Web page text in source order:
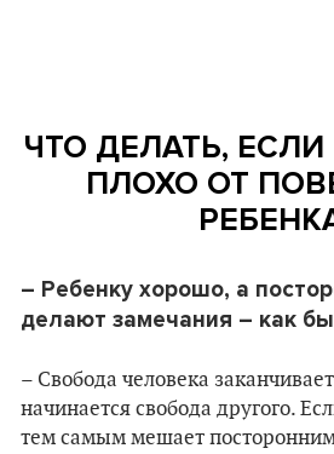
ЧТО ДЕЛАТЬ,
ПЛОХО ОТ
– Ребенку хорошо, а
делают замечания – как
– Свобода человека
начинается свобода другого.
тем самым мешает